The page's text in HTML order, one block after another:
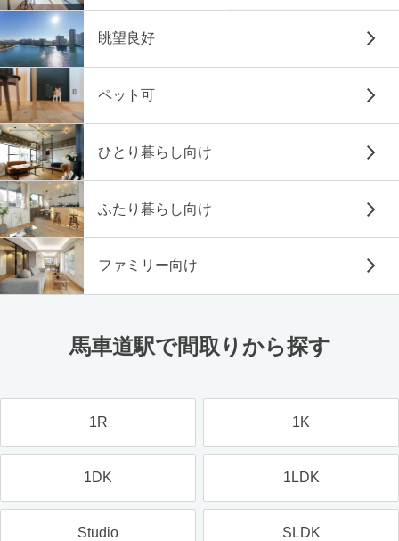
眺望良好
ペット可
ひとり暮らし向け
ふたり暮らし向け
ファミリー向け
馬車道駅で間取りから探す
1R 1K
1DK 1LDK
Studio SLDK